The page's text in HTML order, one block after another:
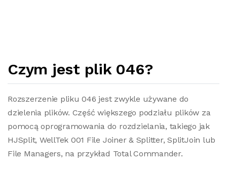
Czym jest plik 046?
Rozszerzenie pliku 046 jest zwykle używane do
dzielenia plików. Część większego podziału plików za
pomocą oprogramowania do rozdzielania, takiego jak
HJSplit, WellTek 001 File Joiner & Splitter, SplitJoin lub
File Managers, na przykład Total Commander.